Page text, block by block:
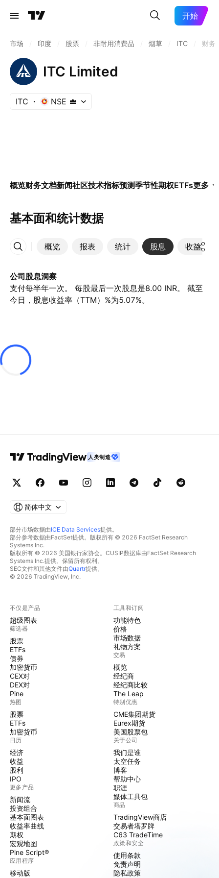
开始
市场 印度 股票 非耐用消费品 烟草 ITC 财务
ITC Limited
ITC NSE
概览财务文档新闻社区技术指标预测季节性期权ETFs更多
基本面和统计数据
概览 报表 统计 股息 收益
更多
公司股息洞察
支付每半年一次。 每股最后一次股息是8.00 INR。 截至
今日，股息收益率（TTM）%为5.07%。
人类制造
简体中文
部分市场数据由ICE Data Services提供。
部分参考数据由FactSet提供。版权所有 © 2026 FactSet Research
Systems Inc.
版权所有 © 2026 美国银行家协会。CUSIP数据库由FactSet Research
Systems Inc.提供。保留所有权利。
SEC文件和其他文件由Quartr提供。
© 2026 TradingView, Inc.
不仅是产品
超级图表
筛选器
股票
ETFs
债券
加密货币
CEX对
DEX对
Pine
热图
股票
ETFs
加密货币
日历
经济
收益
股利
IPO
更多产品
新闻流
投资组合
基本面图表
收益率曲线
期权
宏观地图
Pine Script®
应用程序
移动版
工具和订阅
功能特色
价格
市场数据
礼物方案
交易
概览
经纪商
经纪商比较
The Leap
特别优惠
CME集团期货
Eurex期货
美国股票包
关于公司
我们是谁
太空任务
博客
帮助中心
职涯
媒体工具包
商品
TradingView商店
交易者塔罗牌
C63 TradeTime
政策和安全
使用条款
免责声明
隐私政策